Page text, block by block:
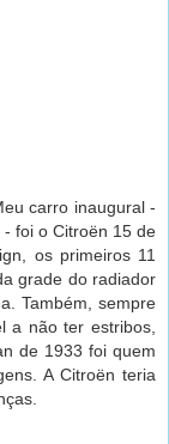
carro inaugural -
foi o Citroën 15 de
os primeiros 11
grade do radiador
Também, sempre
a não ter estribos,
de 1933 foi quem
A Citroën teria